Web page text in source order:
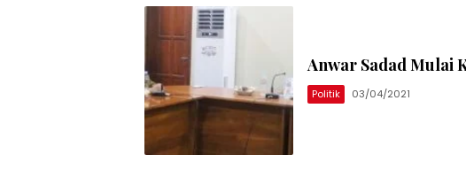
Anwar Sadad Mulai
Politik 03/04/2021